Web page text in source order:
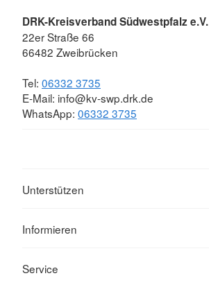
DRK-Kreisverband Südwestpfalz e.V.
22er Straße 66
66482 Zweibrücken
Tel: 06332 3735
E-Mail: info@kv-swp.drk.de
WhatsApp: 06332 3735
Unterstützen
Informieren
Service